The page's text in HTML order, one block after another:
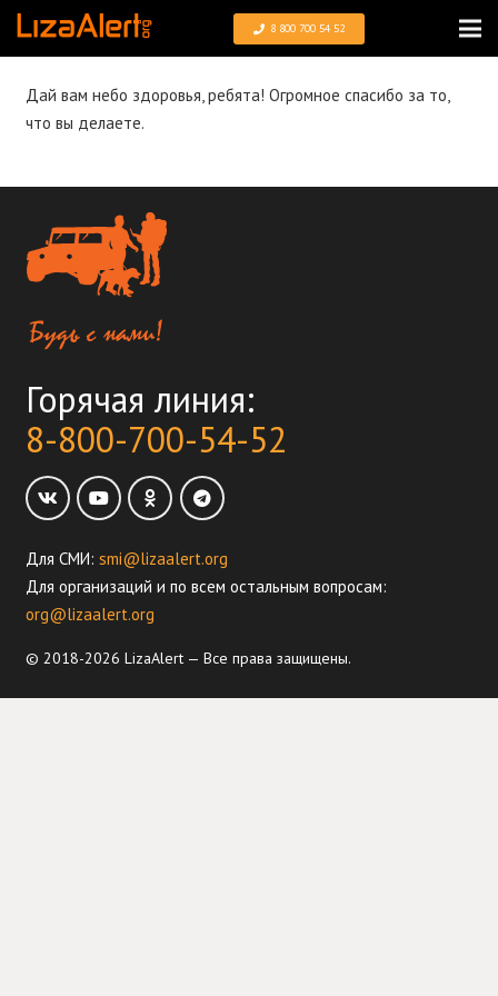
8 800 700 54 52
Дай вам небо здоровья, ребята! Огромное спасибо за то,
что вы делаете.
Горячая линия:
8-800-700-54-52
Для СМИ: smi@lizaalert.org
Для организаций и по всем остальным вопросам:
org@lizaalert.org
© 2018-2026 LizaAlert — Все права защищены.